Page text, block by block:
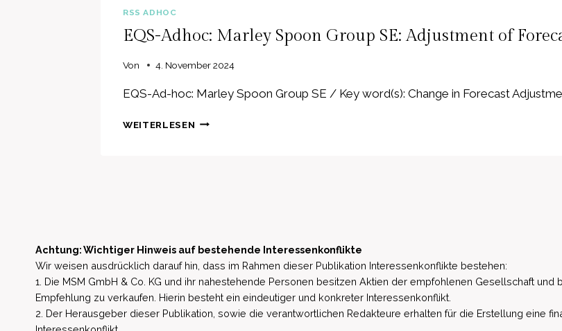
RSS ADHOC
EQS-Adhoc: Marley Spoon Group SE: Adjustment of
Von 4. November 2024
EQS-Ad-hoc: Marley Spoon Group SE / Key word(s): Change in Forecast
WEITERLESEN EQS-
FOR
THE
2024
FINANCIAL
YEAR
Achtung: Wichtiger Hinweis auf bestehende Interessenkonflikte
Wir weisen ausdrücklich darauf hin, dass im Rahmen dieser Publikation Interessenkonflikte bestehen:
1. Die MSM GmbH & Co. KG und ihr nahestehende Personen besitzen Aktien der empfohlenen Gesellschaft
Empfehlung zu verkaufen. Hierin besteht ein eindeutiger und konkreter Interessenkonflikt.
2. Der Herausgeber dieser Publikation, sowie die verantwortlichen Redakteure erhalten für die Erstellung eine